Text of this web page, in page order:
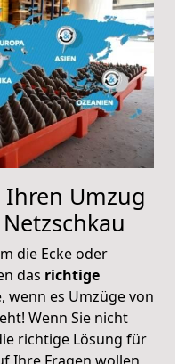
Ihren Umzug
die Ecke oder
das richtige
wenn es Umzüge von
Wenn Sie nicht
richtige Lösung für